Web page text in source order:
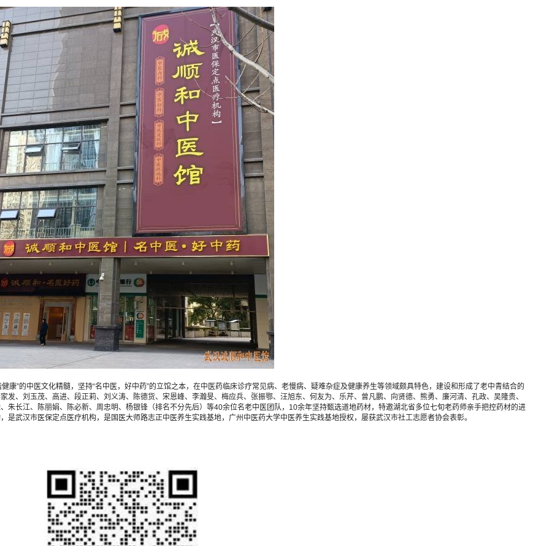
”的中医文化精髓，坚持“名中医，好中药”的立馆之本，在中医药临床诊疗常见病、老慢病、疑难杂症及健康养生等领域颇具特色，建设和形成了老中青结合的
、刘玉茂、高进、段正莉、刘义涛、陈德货、宋恩峰、李瀚旻、梅应兵、张振鄂、汪旭东、何友为、乐芹、曾凡鹏、向贤德、熊勇、廉河清、孔政、吴隆贵、
长江、陈丽娟、陈必新、周忠明、杨银锋（排名不分先后）等40余位名老中医团队，10余年坚持甄选道地药材，特邀湖北省多位七旬老药师亲手把控药材的进
武汉市医保定点医疗机构，是国医大师路志正中医养生实践基地，广州中医药大学中医养生实践基地授权，屡获武汉市社工志愿者协会表彰。